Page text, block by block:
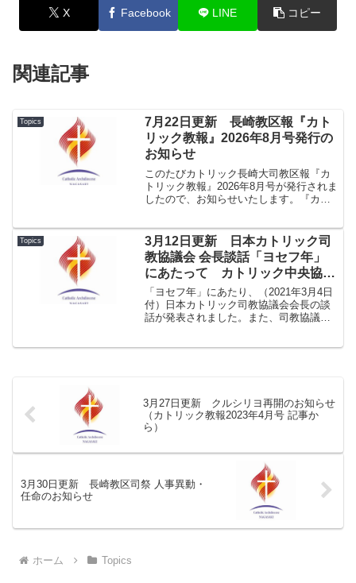
X Facebook LINE コピー
関連記事
Topics
7月22日更新 長崎教区報『カト
リック教報』2026年8月号発行の
お知らせ
このたびカトリック長崎大司教区報『カ
トリック教報』2026年8月号が発行されま
したので、お知らせいたします。『カト
て語る（中村倫明大司教、教区平和推進
委員会・...
Topics
3月12日更新 日本カトリック司
教協議会 会長談話「ヨセフ年」
にあたって カトリック中央協議
会ホームページ掲載のご案内
「ヨセフ年」にあたり、（2021年3月4日
付）日本カトリック司教協議会会長の談
話が発表されました。また、司教協議会
3月27日更新 クルシリヨ再開のお知らせ
（カトリック教報2023年4月号 記事か
ら）
3月30日更新 長崎教区司祭 人事異動・
任命のお知らせ
ホーム Topics